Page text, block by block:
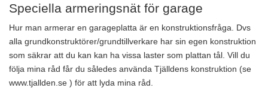
Speciella armeringsnät för garage
Hur man armerar en garageplatta är en konstruktionsfråga. Dvs
alla grundkonstruktörer/grundtillverkare har sin egen konstruktion
som säkrar att du kan kan ha vissa laster som plattan tål. Vill du
följa mina råd får du således använda Tjälldens konstruktion (se
www.tjallden.se ) för att lyda mina råd.